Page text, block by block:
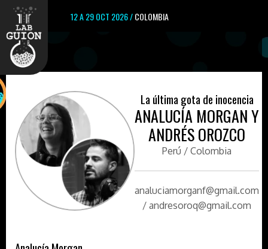
12 A 29 OCT 2026 /COLOMBIA
La última gota de inocencia
ANALUCÍA MORGAN Y
ANDRÉS OROZCO
Perú / Colombia
analuciamorganf@gmail.com
/ andresoroq@gmail.com